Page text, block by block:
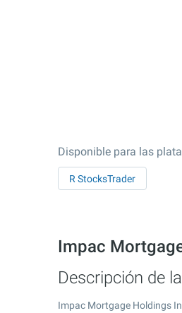
Disponible para las
R StocksTrader
Impac
Descripción de
Impac Mortgage Holdings